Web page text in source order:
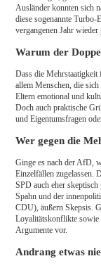
Ausländer konnten sich
diese sogenannte
vergangenen Jahr wieder
Warum der
Dass die
allem Menschen, die
Eltern emotional und
Doch auch praktische
und Eigentumsfragen
Wer gegen die
Ginge es nach der AfD,
Einzelfällen zugelassen.
SPD auch eher
Spahn und der
CDU), äußern Skepsis.
Loyalitätskonflikte sowie
Argumente vor.
Andrang etwas